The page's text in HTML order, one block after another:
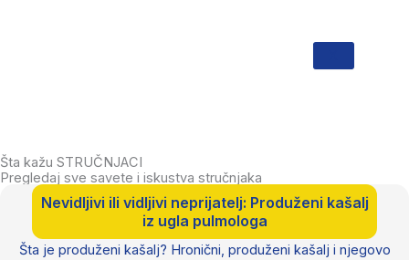
Šta kažu STRUČNJACI
Pregledaj sve savete i iskustva stručnjaka
Nevidljivi ili vidljivi neprijatelj: Produženi kašalj
iz ugla pulmologa
Šta je produženi kašalj? Hronični, produženi kašalj i njegovo